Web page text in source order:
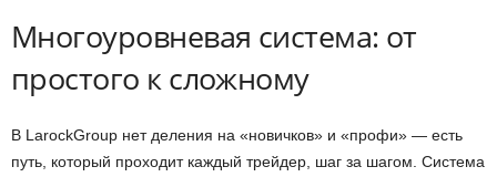
Многоуровневая система: от
простого к сложному
В LarockGroup нет деления на «новичков» и «профи» — есть
путь, который проходит каждый трейдер, шаг за шагом. Система